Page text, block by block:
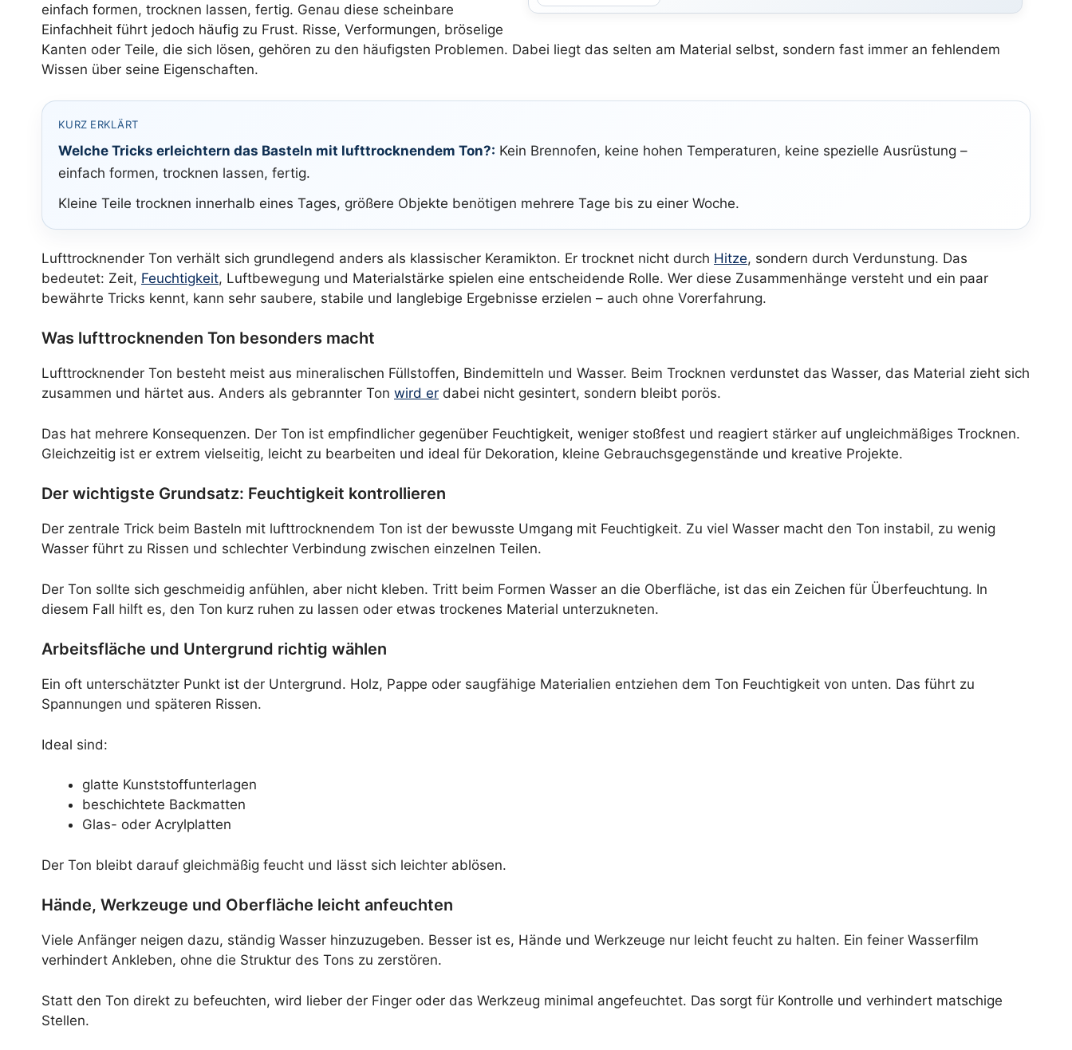
einfach formen, trocknen lassen, fertig. Genau diese scheinbare
Einfachheit führt jedoch häufig zu Frust. Risse, Verformungen, bröselige
Kanten oder Teile, die sich lösen, gehören zu den häufigsten Problemen. Dabei liegt das selten am Material selbst, sondern fast immer an fehlendem
Wissen über seine Eigenschaften.
KURZ ERKLÄRT
Welche Tricks erleichtern das Basteln mit lufttrocknendem Ton?: Kein Brennofen, keine hohen Temperaturen, keine spezielle Ausrüstung –
einfach formen, trocknen lassen, fertig.
Kleine Teile trocknen innerhalb eines Tages, größere Objekte benötigen mehrere Tage bis zu einer Woche.
Lufttrocknender Ton verhält sich grundlegend anders als klassischer Keramikton. Er trocknet nicht durch Hitze, sondern durch Verdunstung. Das
bedeutet: Zeit, Feuchtigkeit, Luftbewegung und Materialstärke spielen eine entscheidende Rolle. Wer diese Zusammenhänge versteht und ein paar
bewährte Tricks kennt, kann sehr saubere, stabile und langlebige Ergebnisse erzielen – auch ohne Vorerfahrung.
Was lufttrocknenden Ton besonders macht
Lufttrocknender Ton besteht meist aus mineralischen Füllstoffen, Bindemitteln und Wasser. Beim Trocknen verdunstet das Wasser, das Material zieht sich
zusammen und härtet aus. Anders als gebrannter Ton wird er dabei nicht gesintert, sondern bleibt porös.
Das hat mehrere Konsequenzen. Der Ton ist empfindlicher gegenüber Feuchtigkeit, weniger stoßfest und reagiert stärker auf ungleichmäßiges Trocknen.
Gleichzeitig ist er extrem vielseitig, leicht zu bearbeiten und ideal für Dekoration, kleine Gebrauchsgegenstände und kreative Projekte.
Der wichtigste Grundsatz: Feuchtigkeit kontrollieren
Der zentrale Trick beim Basteln mit lufttrocknendem Ton ist der bewusste Umgang mit Feuchtigkeit. Zu viel Wasser macht den Ton instabil, zu wenig
Wasser führt zu Rissen und schlechter Verbindung zwischen einzelnen Teilen.
Der Ton sollte sich geschmeidig anfühlen, aber nicht kleben. Tritt beim Formen Wasser an die Oberfläche, ist das ein Zeichen für Überfeuchtung. In
diesem Fall hilft es, den Ton kurz ruhen zu lassen oder etwas trockenes Material unterzukneten.
Arbeitsfläche und Untergrund richtig wählen
Ein oft unterschätzter Punkt ist der Untergrund. Holz, Pappe oder saugfähige Materialien entziehen dem Ton Feuchtigkeit von unten. Das führt zu
Spannungen und späteren Rissen.
Ideal sind:
glatte Kunststoffunterlagen
beschichtete Backmatten
Glas- oder Acrylplatten
Der Ton bleibt darauf gleichmäßig feucht und lässt sich leichter ablösen.
Hände, Werkzeuge und Oberfläche leicht anfeuchten
Viele Anfänger neigen dazu, ständig Wasser hinzuzugeben. Besser ist es, Hände und Werkzeuge nur leicht feucht zu halten. Ein feiner Wasserfilm
verhindert Ankleben, ohne die Struktur des Tons zu zerstören.
Statt den Ton direkt zu befeuchten, wird lieber der Finger oder das Werkzeug minimal angefeuchtet. Das sorgt für Kontrolle und verhindert matschige
Stellen.